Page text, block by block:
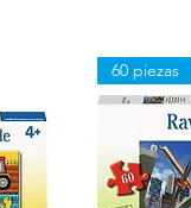
60 piezas